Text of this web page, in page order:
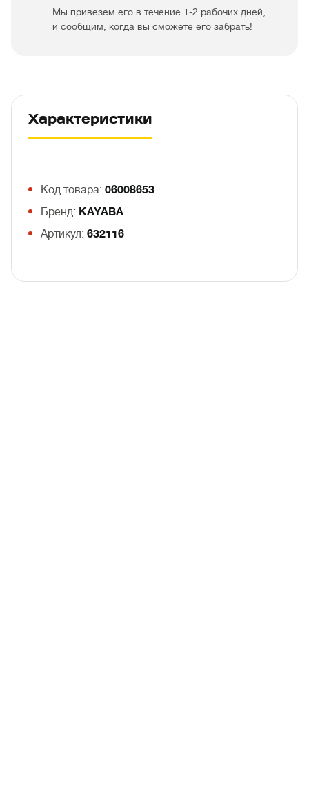
Мы привезем его в течение 1-2 рабочих дней,
и сообщим, когда вы сможете его забрать!
Характеристики
Код товара: 06008653
Бренд: KAYABA
Артикул: 632116